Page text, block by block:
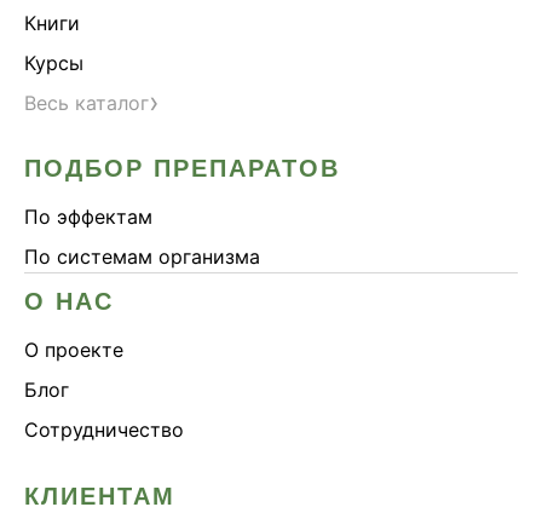
Книги
Курсы
Весь каталог›
ПОДБОР ПРЕПАРАТОВ
По эффектам
По системам организма
О НАС
О проекте
Блог
Сотрудничество
КЛИЕНТАМ